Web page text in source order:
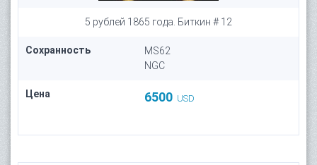
5 рублей 1865 года. Биткин # 12
Сохранность
MS62
NGC
Цена 6500 USD